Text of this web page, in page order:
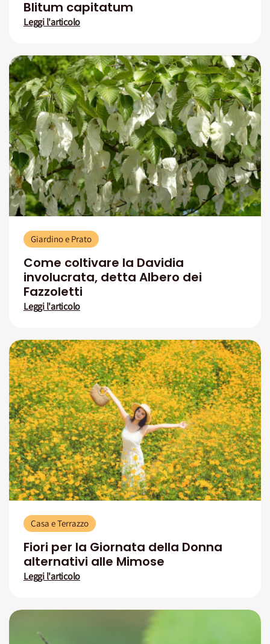
Blitum capitatum
Leggi l'articolo
Giardino e Prato
Come coltivare la Davidia
involucrata, detta Albero dei
Fazzoletti
Leggi l'articolo
Casa e Terrazzo
Fiori per la Giornata della Donna
alternativi alle Mimose
Leggi l'articolo